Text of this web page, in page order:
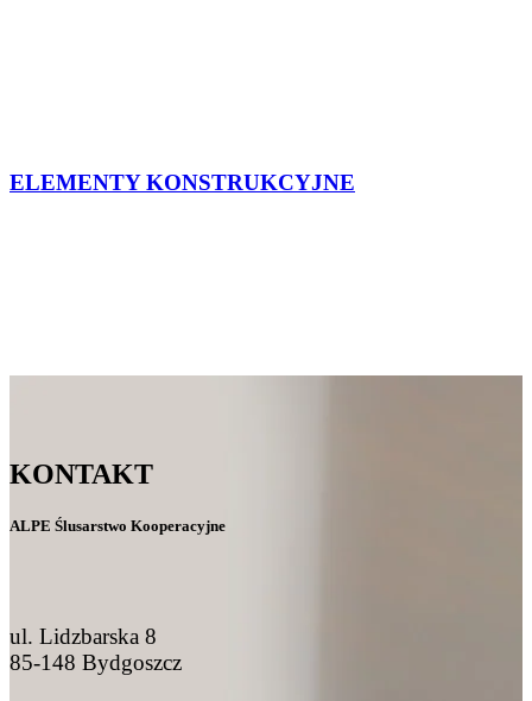
ELEMENTY KONSTRUKCYJNE
KONTAKT
ALPE Ślusarstwo Kooperacyjne
ul. Lidzbarska 8
85-148 Bydgoszcz